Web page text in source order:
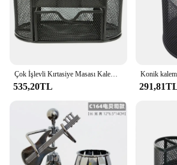
535,20TL